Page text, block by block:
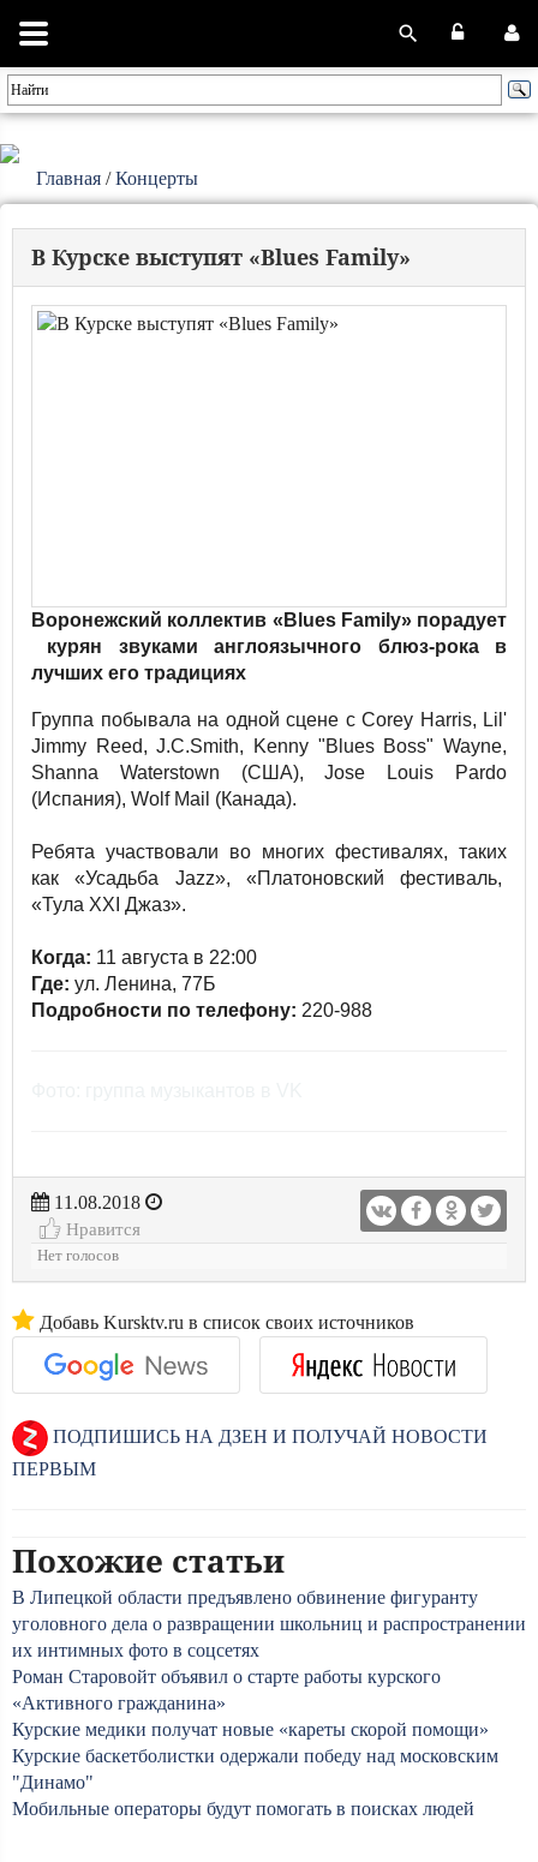
Главная /Концерты
В Курске выступят «Blues Family»
Воронежский коллектив «Blues Family» порадует
курян звуками англоязычного блюз-рока в
лучших его традициях
Группа побывала на одной сцене с Corey Harris, Lil'
Jimmy Reed, J.C.Smith, Kenny "Blues Boss" Wayne,
Shanna Waterstown (США), Jose Louis Pardo
(Испания), Wolf Mail (Канада).
Ребята участвовали во многих фестивалях, таких
как «Усадьба Jazz», «Платоновский фестиваль,
«Тула XXI Джаз».
Когда: 11 августа в 22:00
Где: ул. Ленина, 77Б
Подробности по телефону: 220-988
11.08.2018
Нравится
Нет голосов
Добавь Kursktv.ru в список своих источников
ПОДПИШИСЬ НА ДЗЕН И ПОЛУЧАЙ НОВОСТИ
ПЕРВЫМ
Похожие статьи
В Липецкой области предъявлено обвинение фигуранту
уголовного дела о развращении школьниц и распространении
их интимных фото в соцсетях
Роман Старовойт объявил о старте работы курского
«Активного гражданина»
Курские медики получат новые «кареты скорой помощи»
Курские баскетболистки одержали победу над московским
"Динамо"
Мобильные операторы будут помогать в поисках людей